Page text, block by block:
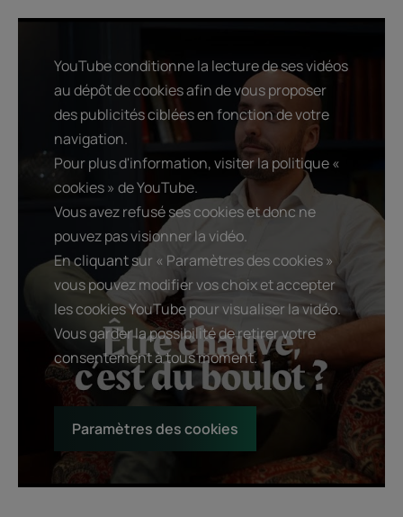
YouTube conditionne la lecture de ses vidéos
au dépôt de cookies afin de vous proposer
des publicités ciblées en fonction de votre
navigation.
Pour plus d'information, visiter la politique «
cookies » de YouTube.
Vous avez refusé ses cookies et donc ne
pouvez pas visionner la vidéo.
En cliquant sur « Paramètres des cookies »
vous pouvez modifier vos choix et accepter
les cookies YouTube pour visualiser la vidéo.
Vous garder la possibilité de retirer votre
consentement à tous moment.
Paramètres des cookies